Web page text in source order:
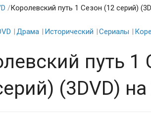
/Королевский путь 1 Сезон (12 серий)
Драма Исторический Сериалы
путь 1
(3DVD) на